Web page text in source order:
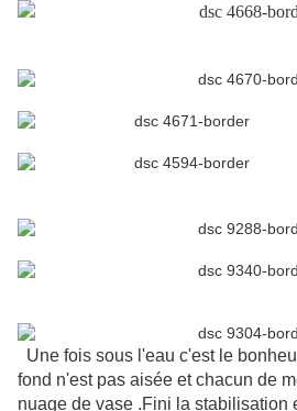
Une fois sous l'eau c'est le
fond n'est pas aisée et chacun de
nuage de vase .Fini la stabilisation